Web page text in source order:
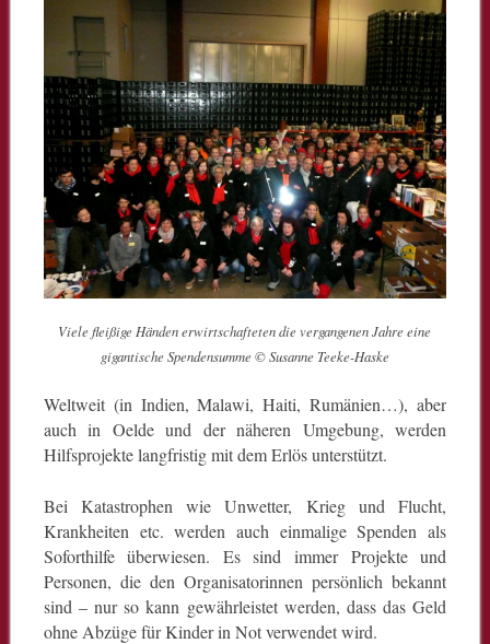
Viele fleißige Händen erwirtschafteten die vergangenen Jahre eine
gigantische Spendensumme © Susanne Teeke-Haske
Weltweit (in Indien, Malawi, Haiti, Rumänien…), aber
auch in Oelde und der näheren Umgebung, werden
Hilfsprojekte langfristig mit dem Erlös unterstützt.
Bei Katastrophen wie Unwetter, Krieg und Flucht,
Krankheiten etc. werden auch einmalige Spenden als
Soforthilfe überwiesen. Es sind immer Projekte und
Personen, die den Organisatorinnen persönlich bekannt
sind – nur so kann gewährleistet werden, dass das Geld
ohne Abzüge für Kinder in Not verwendet wird.